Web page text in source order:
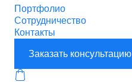
Портфолио
Сотрудничество
Контакты
Заказать консультацию